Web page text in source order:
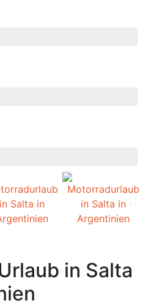
in Salta